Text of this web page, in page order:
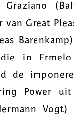
Graziano
van Great
die in
de
Power
Vogt)